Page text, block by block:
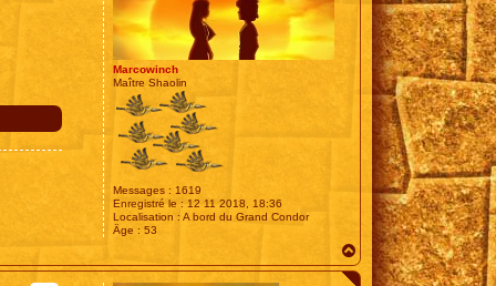
Marcowinch
Maître Shaolin
Messages : 1619
Enregistré le : 12 11 2018, 18:36
Localisation : A bord du Grand Condor
Âge : 53
a
u